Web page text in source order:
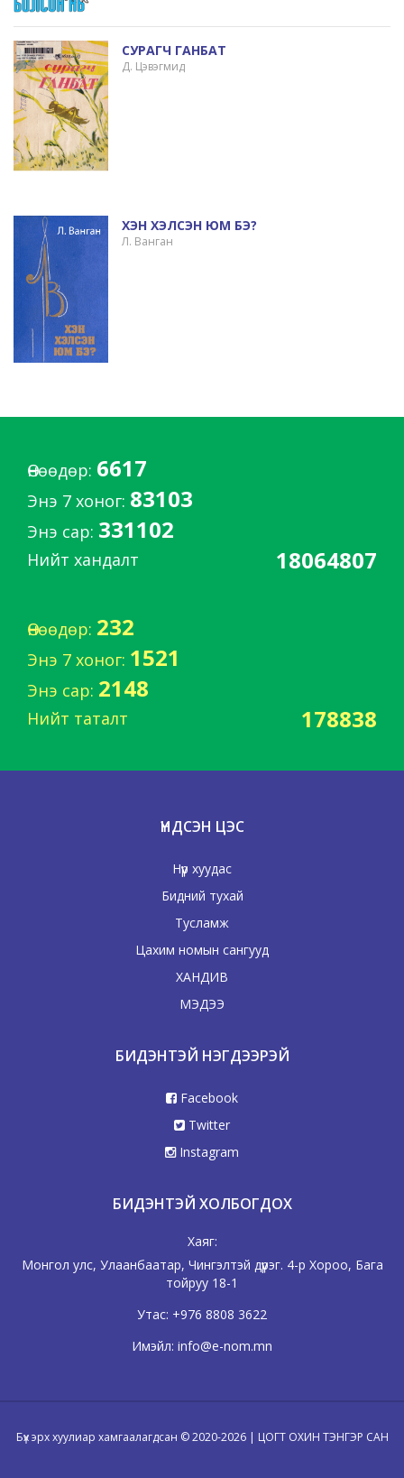
СУРАГЧ ГАНБАТ
Д. Цэвэгмид
ХЭН ХЭЛСЭН ЮМ БЭ?
Л. Ванган
Өнөөдөр: 6617
Энэ 7 хоног: 83103
Энэ сар: 331102
Нийт хандалт 18064807
Өнөөдөр: 232
Энэ 7 хоног: 1521
Энэ сар: 2148
Нийт таталт 178838
ҮНДСЭН ЦЭС
Нүүр хуудас
Бидний тухай
Тусламж
Цахим номын сангууд
ХАНДИВ
МЭДЭЭ
БИДЭНТЭЙ НЭГДЭЭРЭЙ
Facebook
Twitter
Instagram
БИДЭНТЭЙ ХОЛБОГДОХ
Хаяг:
Монгол улс, Улаанбаатар, Чингэлтэй дүүрэг. 4-р Хороо, Бага
тойруу 18-1
Утас: +976 8808 3622
Имэйл: info@e-nom.mn
Бүх эрх хуулиар хамгаалагдсан © 2020-2026 | ЦОГТ ОХИН ТЭНГЭР САН